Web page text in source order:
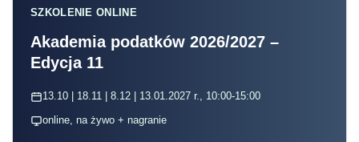
SZKOLENIE ONLINE
Akademia podatków 2026/2027 –
Edycja 11
13.10 | 18.11 | 8.12 | 13.01.2027 r., 10:00-15:00
online, na żywo + nagranie